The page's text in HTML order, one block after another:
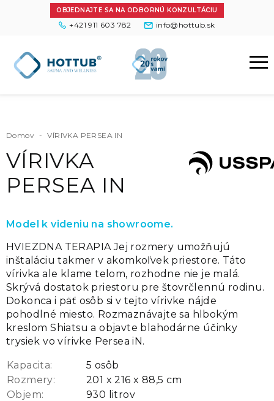
OBJEDNAJTE SA NA ODBORNÚ KONZULTÁCIU
+421 911 603 782 info@hottub.sk
Domov - VÍRIVKA PERSEA IN
VÍRIVKA
PERSEA IN
Model k videniu na showroome.
HVIEZDNA TERAPIA Jej rozmery umožňujú
inštaláciu takmer v akomkoľvek priestore. Táto
vírivka ale klame telom, rozhodne nie je malá.
Skrývá dostatok priestoru pre štovrčlennú rodinu.
Dokonca i päť osôb si v tejto vírivke nájde
pohodlné miesto. Rozmaznávajte sa hlbokým
kreslom Shiatsu a objavte blahodárne účinky
trysiek vo vírivke Persea iN.
Kapacita:
5 osôb
Rozmery:
201 x 216 x 88,5 cm
Objem:
930 litrov